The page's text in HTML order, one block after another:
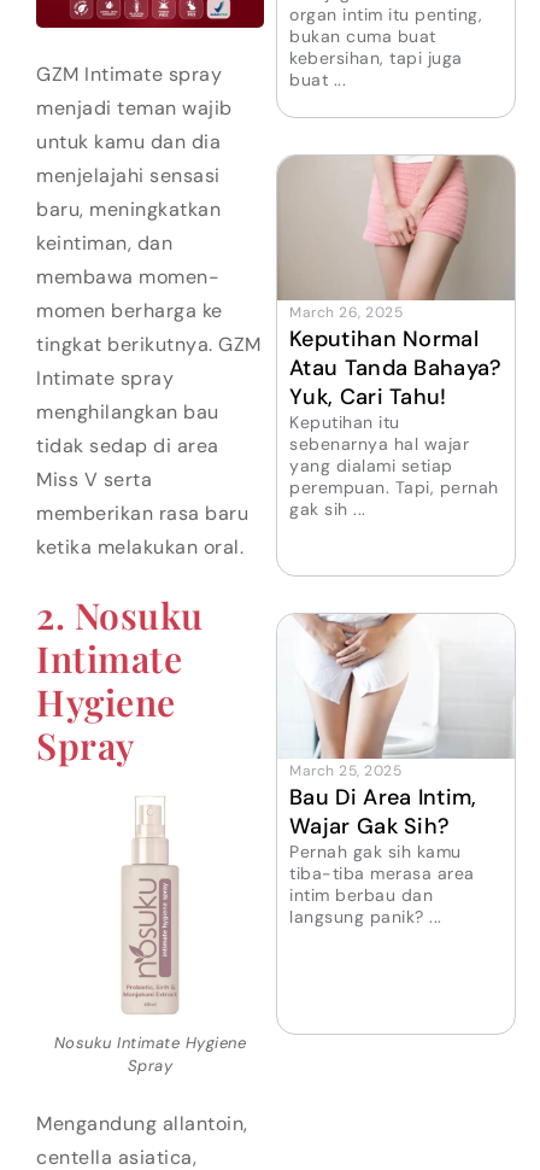
GZM Intimate spray
menjadi teman wajib
untuk kamu dan dia
menjelajahi sensasi
baru, meningkatkan
keintiman, dan
membawa momen-
momen berharga ke
tingkat berikutnya. GZM
Intimate spray
menghilangkan bau
tidak sedap di area
Miss V serta
memberikan rasa baru
ketika melakukan oral.
2. Nosuku
Intimate
Hygiene
Spray
Nosuku Intimate Hygiene
Spray
Mengandung allantoin,
centella asiatica,
organ intim itu penting,
bukan cuma buat
kebersihan, tapi juga
buat ...
March 26, 2025
Keputihan Normal
Atau Tanda Bahaya?
Yuk, Cari Tahu!
Keputihan itu
sebenarnya hal wajar
yang dialami setiap
perempuan. Tapi, pernah
gak sih ...
March 25, 2025
Bau Di Area Intim,
Wajar Gak Sih?
Pernah gak sih kamu
tiba-tiba merasa area
intim berbau dan
langsung panik? ...